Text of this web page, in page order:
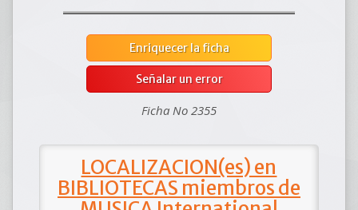
Enriquecer la ficha
Señalar un error
Ficha No 2355
LOCALIZACION(es) en
BIBLIOTECAS miembros de